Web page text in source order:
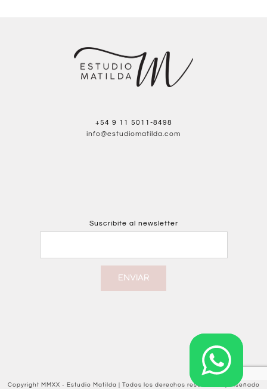
+54 9 11 5011-8498
info@estudiomatilda.com
Suscribite al newsletter
ENVIAR
Copyright MMXX - Estudio Matilda | Todos los derechos reservados | Diseñado